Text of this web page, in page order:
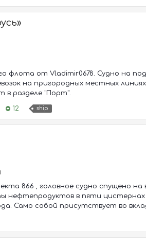
флота от Vladimir0678. Судно на
на пригородных местных
в разделе "Порт".
12 ship
866 , головное судно спущено
нефтепродуктов в пяти
Само собой присутствует во